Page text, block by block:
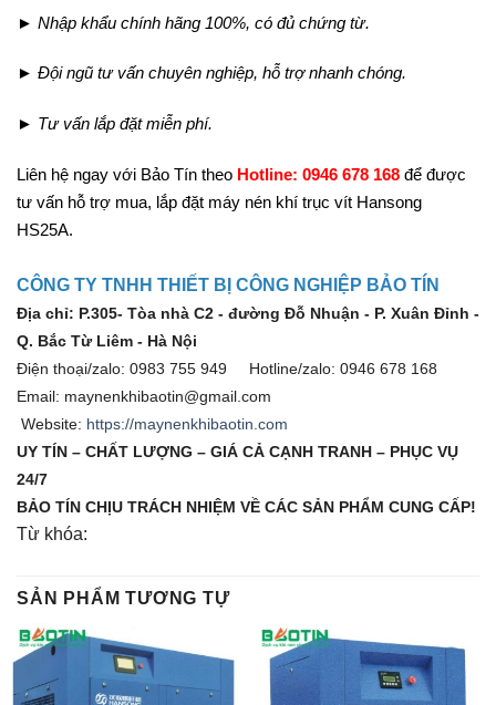
► Nhập khẩu chính hãng 100%, có đủ chứng từ.
► Đội ngũ tư vấn chuyên nghiệp, hỗ trợ nhanh chóng.
► Tư vấn lắp đặt miễn phí.
Liên hệ ngay với Bảo Tín theo Hotline: 0946 678 168 để được
tư vấn hỗ trợ mua, lắp đặt máy nén khí trục vít Hansong
HS25A.
CÔNG TY TNHH THIẾT BỊ CÔNG NGHIỆP BẢO TÍN
Địa chỉ: P.305- Tòa nhà C2 - đường Đỗ Nhuận - P. Xuân Đỉnh -
Q. Bắc Từ Liêm - Hà Nội
Điện thoại/zalo: 0983 755 949 Hotline/zalo: 0946 678 168
Email: maynenkhibaotin@gmail.com
Website: https://maynenkhibaotin.com
UY TÍN – CHẤT LƯỢNG – GIÁ CẢ CẠNH TRANH – PHỤC VỤ
24/7
BẢO TÍN CHỊU TRÁCH NHIỆM VỀ CÁC SẢN PHẨM CUNG CẤP!
Từ khóa:
SẢN PHẨM TƯƠNG TỰ